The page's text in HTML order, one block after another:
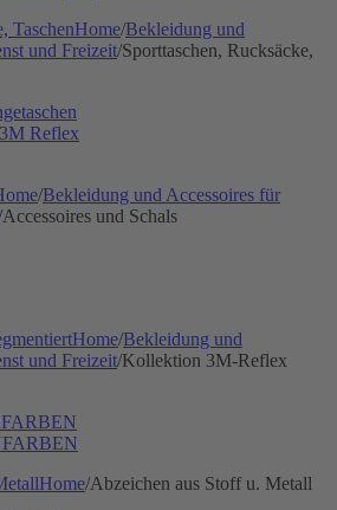
TaschenHome/Bekleidung und
und Freizeit/Sporttaschen, Rucksäcke,
Reflex
/Bekleidung und Accessoires für
Accessoires und Schals
Home/Bekleidung und
und Freizeit/Kollektion 3M-Reflex
Home/Abzeichen aus Stoff u. Metall